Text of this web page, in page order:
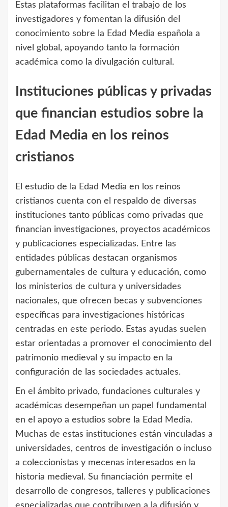
Estas plataformas facilitan el trabajo de los
investigadores y fomentan la difusión del
conocimiento sobre la Edad Media española a
nivel global, apoyando tanto la formación
académica como la divulgación cultural.
Instituciones públicas y privadas
que financian estudios sobre la
Edad Media en los reinos
cristianos
El estudio de la Edad Media en los reinos
cristianos cuenta con el respaldo de diversas
instituciones tanto públicas como privadas que
financian investigaciones, proyectos académicos
y publicaciones especializadas. Entre las
entidades públicas destacan organismos
gubernamentales de cultura y educación, como
los ministerios de cultura y universidades
nacionales, que ofrecen becas y subvenciones
específicas para investigaciones históricas
centradas en este periodo. Estas ayudas suelen
estar orientadas a promover el conocimiento del
patrimonio medieval y su impacto en la
configuración de las sociedades actuales.
En el ámbito privado, fundaciones culturales y
académicas desempeñan un papel fundamental
en el apoyo a estudios sobre la Edad Media.
Muchas de estas instituciones están vinculadas a
universidades, centros de investigación o incluso
a coleccionistas y mecenas interesados en la
historia medieval. Su financiación permite el
desarrollo de congresos, talleres y publicaciones